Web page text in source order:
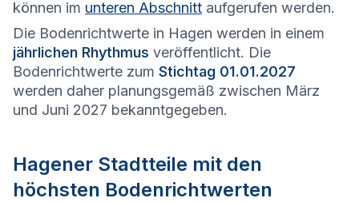
können im unteren Abschnitt aufgerufen werden.
Die Bodenrichtwerte in Hagen werden in einem
jährlichen Rhythmus veröffentlicht. Die
Bodenrichtwerte zum Stichtag 01.01.2027
werden daher planungsgemäß zwischen März
und Juni 2027 bekanntgegeben.
Hagener Stadtteile mit den
höchsten Bodenrichtwerten